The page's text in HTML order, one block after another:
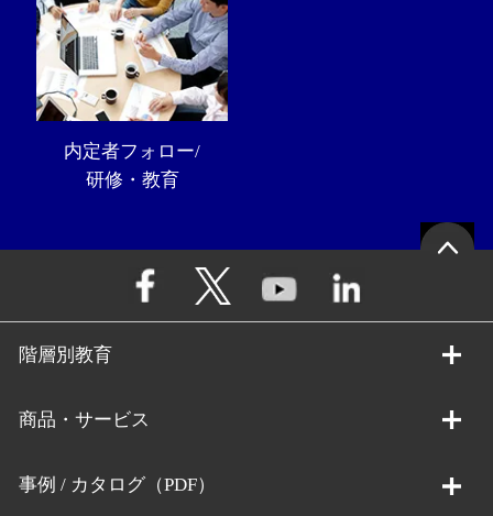
内定者フォロー/
研修・教育
階層別教育
商品・サービス
事例 / カタログ（PDF）